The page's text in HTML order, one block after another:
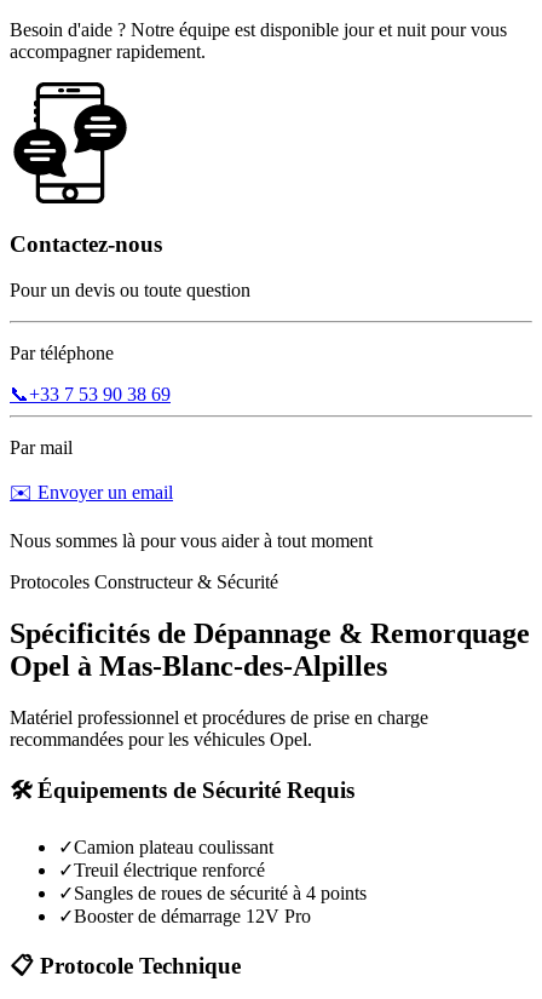
Besoin d'aide ? Notre équipe est disponible jour et nuit pour vous
accompagner rapidement.
Contactez-nous
Pour un devis ou toute question
Par téléphone
📞+33 7 53 90 38 69
Par mail
✉️ Envoyer un email
Nous sommes là pour vous aider à tout moment
Protocoles Constructeur & Sécurité
Spécificités de Dépannage & Remorquage
Opel à Mas-Blanc-des-Alpilles
Matériel professionnel et procédures de prise en charge
recommandées pour les véhicules Opel.
🛠️ Équipements de Sécurité Requis
✓Camion plateau coulissant
✓Treuil électrique renforcé
✓Sangles de roues de sécurité à 4 points
✓Booster de démarrage 12V Pro
📋 Protocole Technique